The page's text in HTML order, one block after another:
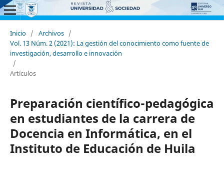
Inicio / Archivos /
Vol. 13 Núm. 2 (2021): La gestión del conocimiento como fuente de
investigación, desarrollo e innovación
/
Artículos
Preparación científico-pedagógica
en estudiantes de la carrera de
Docencia en Informática, en el
Instituto de Educación de Huila